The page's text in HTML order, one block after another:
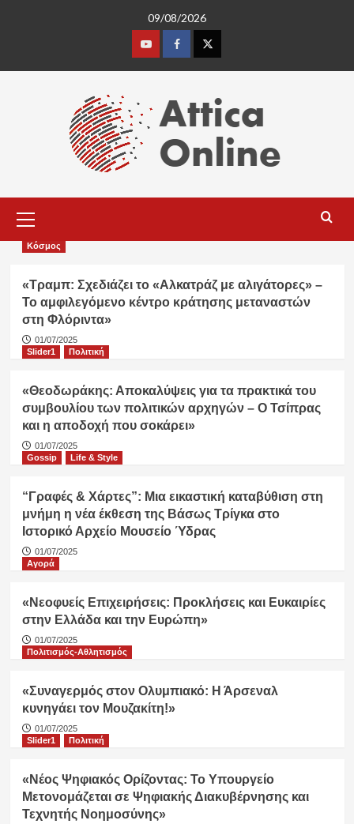
09/08/2026
YoutubeFacebookTwitter
Menu
Κόσμος
«Τραμπ: Σχεδιάζει το «Αλκατράζ με αλιγάτορες» –
Το αμφιλεγόμενο κέντρο κράτησης μεταναστών
στη Φλόριντα»
01/07/2025
Slider1
Πολιτική
«Θεοδωράκης: Αποκαλύψεις για τα πρακτικά του
συμβουλίου των πολιτικών αρχηγών – Ο Τσίπρας
και η αποδοχή που σοκάρει»
01/07/2025
Gossip
Life & Style
“Γραφές & Χάρτες”: Μια εικαστική καταβύθιση στη
μνήμη η νέα έκθεση της Βάσως Τρίγκα στο
Ιστορικό Αρχείο Μουσείο Ύδρας
01/07/2025
Αγορά
«Νεοφυείς Επιχειρήσεις: Προκλήσεις και Ευκαιρίες
στην Ελλάδα και την Ευρώπη»
01/07/2025
Πολιτισμός-Αθλητισμός
«Συναγερμός στον Ολυμπιακό: Η Άρσεναλ
κυνηγάει τον Μουζακίτη!»
01/07/2025
Slider1
Πολιτική
«Νέος Ψηφιακός Ορίζοντας: Το Υπουργείο
Μετονομάζεται σε Ψηφιακής Διακυβέρνησης και
Τεχνητής Νοημοσύνης»